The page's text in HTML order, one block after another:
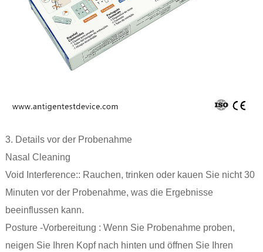
3. Details vor der Probenahme
‌Nasal Cleaning
‌Void Interference:: Rauchen, trinken oder kauen Sie nicht 30
Minuten vor der Probenahme, was die Ergebnisse
beeinflussen kann.
‌Posture -Vorbereitung ‌: Wenn Sie Probenahme proben,
neigen Sie Ihren Kopf nach hinten und öffnen Sie Ihren